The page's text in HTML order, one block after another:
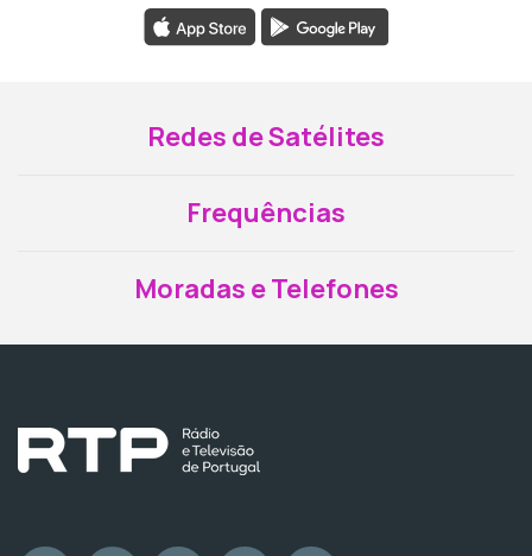
Redes de Satélites
Frequências
Moradas e Telefones